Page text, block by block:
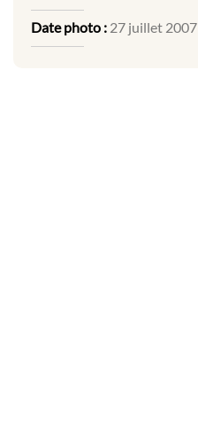
Date photo : 27 juillet 2007